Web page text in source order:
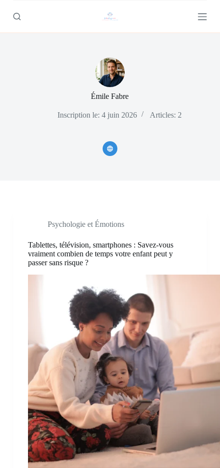
s
Émile Fabre
Inscription le: 4 juin 2026 Articles: 2
Psychologie et Émotions
Tablettes, télévision, smartphones : Savez-vous
vraiment combien de temps votre enfant peut y
passer sans risque ?